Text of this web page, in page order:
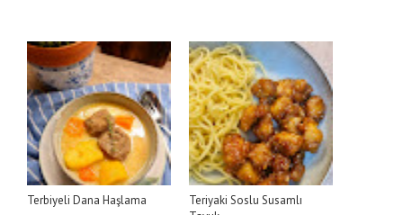
Terbiyeli Dana Haşlama
Teriyaki Soslu Susamlı